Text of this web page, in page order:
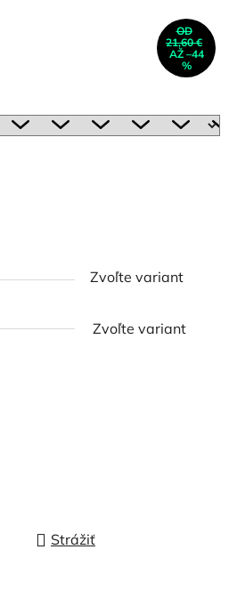
Zvoľte variant
Zvoľte variant
Strážiť
OD
21,60 €
AŽ –44
%